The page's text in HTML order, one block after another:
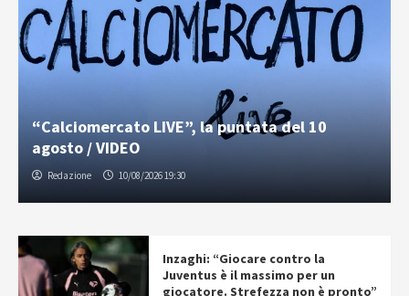
“Calciomercato LIVE”, la puntata del 10
agosto / VIDEO
Redazione 10/08/2026 19:30
Inzaghi: “Giocare contro la
Juventus è il massimo per un
giocatore. Strefezza non è pronto”